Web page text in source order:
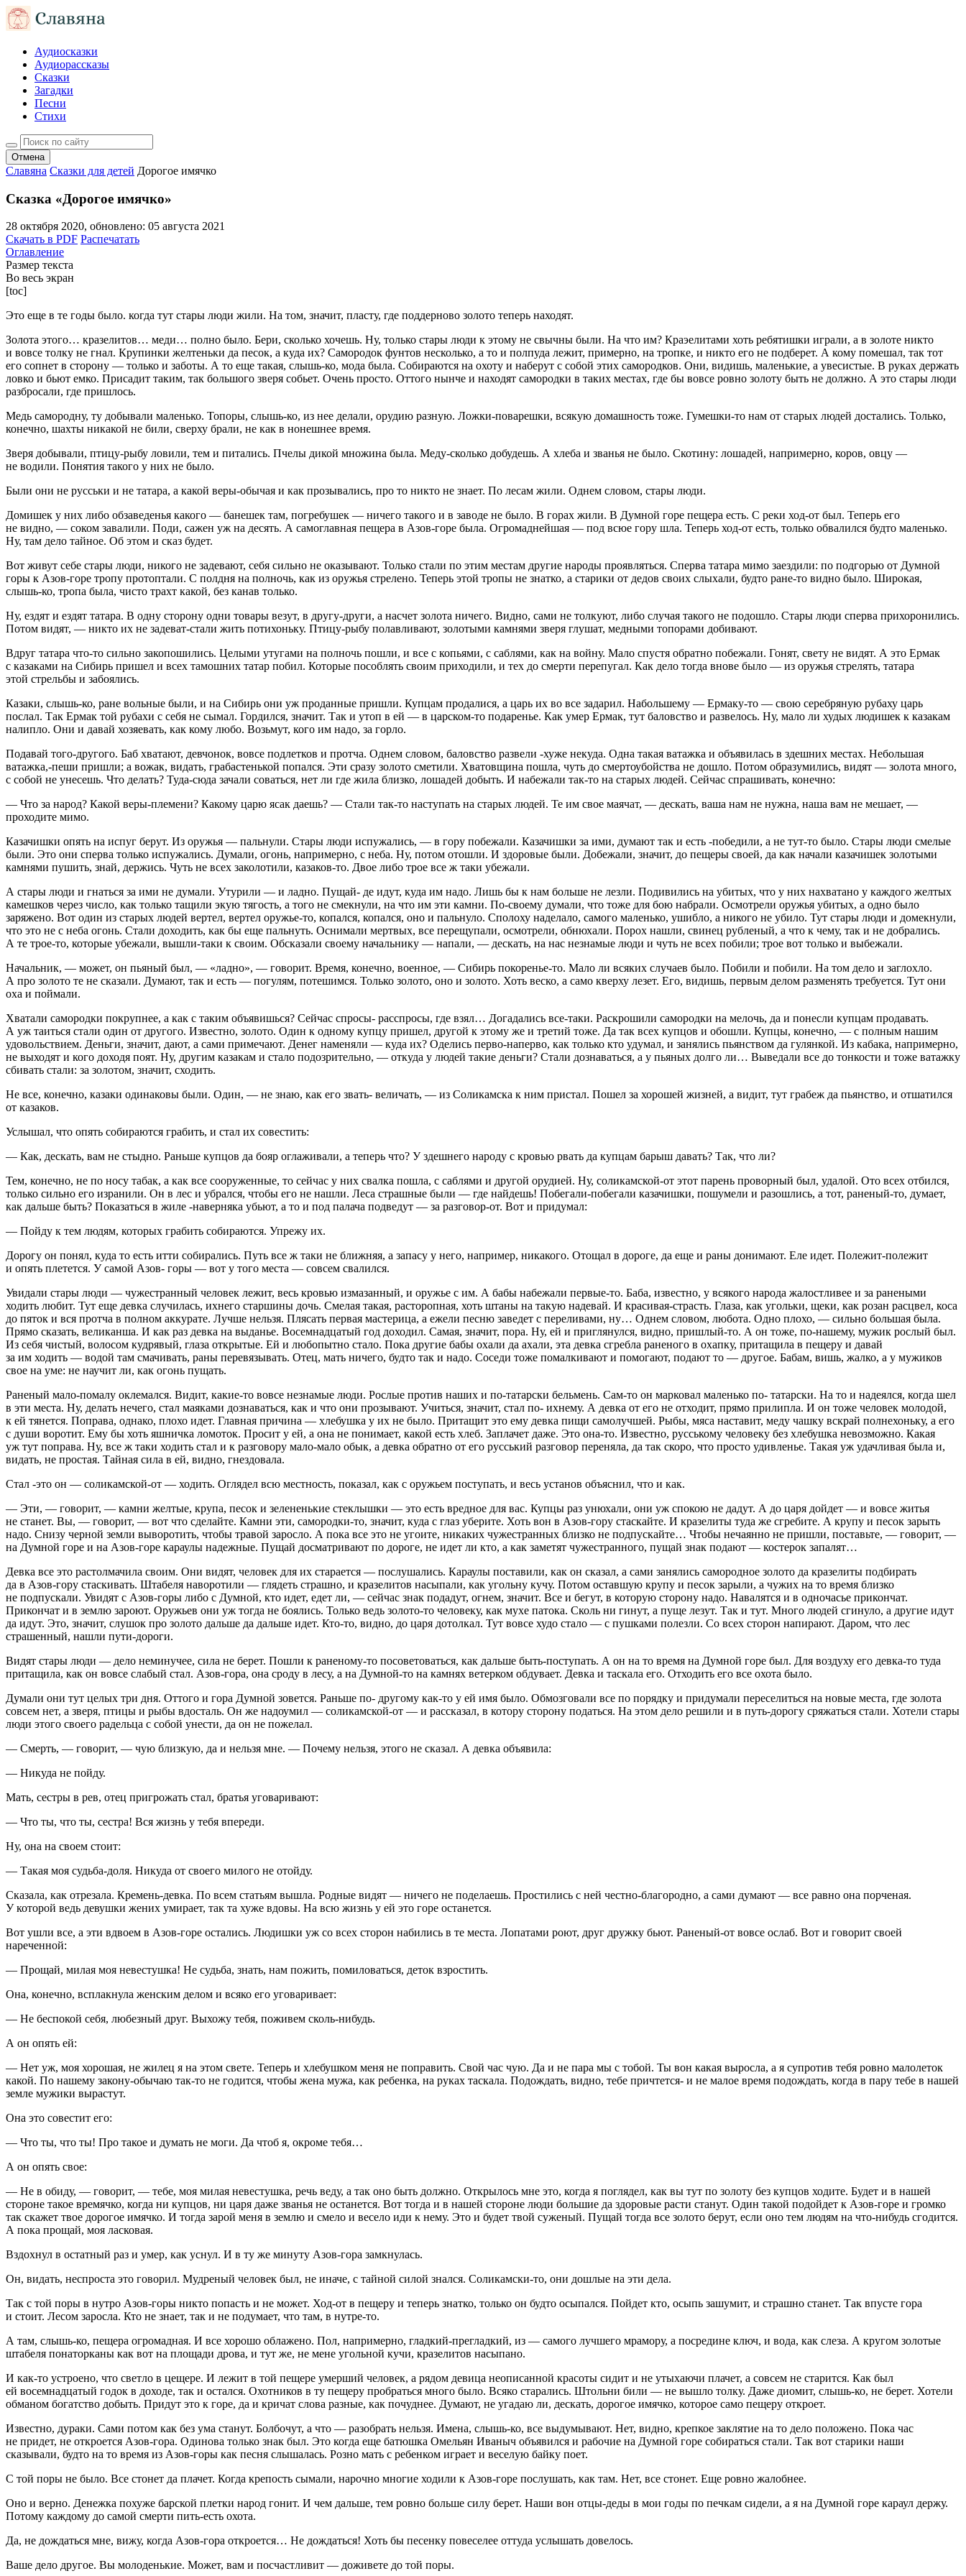
Аудиосказки
Аудиорассказы
Сказки
Загадки
Песни
Стихи
Отмена
Славяна Сказки для детей Дорогое имячко
Сказка «Дорогое имячко»
28 октября 2020, обновлено: 05 августа 2021
Скачать в PDF Распечатать
Оглавление
Размер текста
Во весь экран
[toc]
Это еще в те годы было. когда тут стары люди жили. На том, значит, пласту, где поддерново золото теперь находят.
Золота этого… кразелитов… меди… полно было. Бери, сколько хочешь. Ну, только стары люди к этому не свычны были. На что им? Краэелитами хоть ребятишки играли, а в золоте никто
и вовсе толку не гнал. Крупинки желтеньки да песок, а куда их? Самородок фунтов несколько, а то и полпуда лежит, примерно, на тропке, и никто его не подберет. А кому помешал, так тот
его сопнет в сторону — только и заботы. А то еще такая, слышь-ко, мода была. Собираются на охоту и наберут с собой этих самородков. Они, видишь, маленькие, а увесистые. В руках держать
ловко и бьют емко. Присадит таким, так большого зверя собьет. Очень просто. Оттого нынче и находят самородки в таких местах, где бы вовсе ровно золоту быть не должно. А это стары люди
разбросали, где пришлось.
Медь самородну, ту добывали маленько. Топоры, слышь-ко, из нее делали, орудию разную. Ложки-поварешки, всякую домашность тоже. Гумешки-то нам от старых людей достались. Только,
конечно, шахты никакой не били, сверху брали, не как в нонешнее время.
Зверя добывали, птицу-рыбу ловили, тем и питались. Пчелы дикой множина была. Меду-сколько добудешь. А хлеба и званья не было. Скотину: лошадей, напримерно, коров, овцу —
не водили. Понятия такого у них не было.
Были они не русськи и не татара, а какой веры-обычая и как прозывались, про то никто не знает. По лесам жили. Однем словом, стары люди.
Домишек у них либо обзаведенья какого — банешек там, погребушек — ничего такого и в заводе не было. В горах жили. В Думной горе пещера есть. С реки ход-от был. Теперь его
не видно, — соком завалили. Поди, сажен уж на десять. А самоглавная пещера в Азов-горе была. Огромаднейшая — под всюе гору шла. Теперь ход-от есть, только обвалился будто маленько.
Ну, там дело тайное. Об этом и сказ будет.
Вот живут себе стары люди, никого не задевают, себя сильно не оказывают. Только стали по этим местам другие народы проявляться. Сперва татара мимо заездили: по подгорью от Думной
горы к Азов-горе тропу протоптали. С полдня на полночь, как из оружья стрелено. Теперь этой тропы не знатко, а старики от дедов своих слыхали, будто ране-то видно было. Широкая,
слышь-ко, тропа была, чисто трахт какой, без канав только.
Ну, ездят и ездят татара. В одну сторону одни товары везут, в другу-други, а насчет золота ничего. Видно, сами не толкуют, либо случая такого не подошло. Стары люди сперва прихоронились.
Потом видят, — никто их не задеват-стали жить потихоньку. Птицу-рыбу полавливают, золотыми камнями зверя глушат, медными топорами добивают.
Вдруг татара что-то сильно закопошились. Целыми утугами на полночь пошли, и все с копьями, с саблями, как на войну. Мало спустя обратно побежали. Гонят, свету не видят. А это Ермак
с казаками на Сибирь пришел и всех тамошних татар побил. Которые пособлять своим приходили, и тех до смерти перепугал. Как дело тогда внове было — из оружья стрелять, татара
этой стрельбы и забоялись.
Казаки, слышь-ко, ране вольные были, и на Сибирь они уж проданные пришли. Купцам продалися, а царь их во все задарил. Набольшему — Ермаку-то — свою серебряную рубаху царь
послал. Так Ермак той рубахи с себя не сымал. Гордился, значит. Так и утоп в ей — в царском-то подаренье. Как умер Ермак, тут баловство и развелось. Ну, мало ли худых людишек к казакам
налипло. Они и давай хозяевать, как кому любо. Возьмут, кого им надо, за горло.
Подавай того-другого. Баб хватают, девчонок, вовсе подлетков и протча. Однем словом, баловство развели -хуже некуда. Одна такая ватажка и объявилась в здешних местах. Небольшая
ватажка,-пеши пришли; а вожак, видать, грабастенькой попался. Эти сразу золото сметили. Хватовщина пошла, чуть до смертоубойства не дошло. Потом образумились, видят — золота много,
с собой не унесешь. Что делать? Туда-сюда зачали соваться, нет ли где жила близко, лошадей добыть. И набежали так-то на старых людей. Сейчас спрашивать, конечно:
— Что за народ? Какой веры-племени? Какому царю ясак даешь? — Стали так-то наступать на старых людей. Те им свое маячат, — дескать, ваша нам не нужна, наша вам не мешает, —
проходите мимо.
Казачишки опять на испуг берут. Из оружья — пальнули. Стары люди испужались, — в гору побежали. Казачишки за ими, думают так и есть -победили, а не тут-то было. Стары люди смелые
были. Это они сперва только испужались. Думали, огонь, напримерно, с неба. Ну, потом отошли. И здоровые были. Добежали, значит, до пещеры своей, да как начали казачишек золотыми
камнями пушить, знай, держись. Чуть не всех заколотили, казаков-то. Двое либо трое все ж таки убежали.
А стары люди и гнаться за ими не думали. Утурили — и ладно. Пущай- де идут, куда им надо. Лишь бы к нам больше не лезли. Подивились на убитых, что у них нахватано у каждого желтых
камешков через число, как только тащили экую тягость, а того не смекнули, на что им эти камни. По-своему думали, что тоже для бою набрали. Осмотрели оружья убитых, а одно было
заряжено. Вот один из старых людей вертел, вертел оружье-то, копался, копался, оно и пальнуло. Сполоху наделало, самого маленько, ушибло, а никого не убило. Тут стары люди и домекнули,
что это не с неба огонь. Стали доходить, как бы еще пальнуть. Оснимали мертвых, все перещупали, осмотрели, обнюхали. Порох нашли, свинец рубленый, а что к чему, так и не добрались.
А те трое-то, которые убежали, вышли-таки к своим. Обсказали своему начальнику — напали, — дескать, на нас незнамые люди и чуть не всех побили; трое вот только и выбежали.
Начальник, — может, он пьяный был, — «ладно», — говорит. Время, конечно, военное, — Сибирь покоренье-то. Мало ли всяких случаев было. Побили и побили. На том дело и заглохло.
А про золото те не сказали. Думают, так и есть — погулям, потешимся. Только золото, оно и золото. Хоть веско, а само кверху лезет. Его, видишь, первым делом разменять требуется. Тут они
оха и поймали.
Хватали самородки покрупнее, а как с таким объявишься? Сейчас спросы- расспросы, где взял… Догадались все-таки. Раскрошили самородки на мелочь, да и понесли купцам продавать.
А уж таиться стали один от другого. Известно, золото. Один к одному купцу пришел, другой к этому же и третий тоже. Да так всех купцов и обошли. Купцы, конечно, — с полным нашим
удовольствием. Деньги, значит, дают, а сами примечают. Денег наменяли — куда их? Оделись перво-наперво, как только кто удумал, и занялись пьянством да гулянкой. Из кабака, напримерно,
не выходят и кого доходя поят. Ну, другим казакам и стало подозрительно, — откуда у людей такие деньги? Стали дознаваться, а у пьяных долго ли… Выведали все до тонкости и тоже ватажку
сбивать стали: за золотом, значит, сходить.
Не все, конечно, казаки одинаковы были. Один, — не знаю, как его звать- величать, — из Соликамска к ним пристал. Пошел за хорошей жизней, а видит, тут грабеж да пьянство, и отшатился
от казаков.
Услышал, что опять собираются грабить, и стал их совестить:
— Как, дескать, вам не стыдно. Раньше купцов да бояр оглаживали, а теперь что? У здешнего народу с кровью рвать да купцам барыш давать? Так, что ли?
Тем, конечно, не по носу табак, а как все сооруженные, то сейчас у них свалка пошла, с саблями и другой орудией. Ну, соликамской-от этот парень проворный был, удалой. Ото всех отбился,
только сильно его изранили. Он в лес и убрался, чтобы его не нашли. Леса страшные были — где найдешь! Побегали-побегали казачишки, пошумели и разошлись, а тот, раненый-то, думает,
как дальше быть? Показаться в жиле -наверняка убьют, а то и под палача подведут — за разговор-от. Вот и придумал:
— Пойду к тем людям, которых грабить собираются. Упрежу их.
Дорогу он понял, куда то есть итти собирались. Путь все ж таки не ближняя, а запасу у него, например, никакого. Отощал в дороге, да еще и раны донимают. Еле идет. Полежит-полежит
и опять плетется. У самой Азов- горы — вот у того места — совсем свалился.
Увидали стары люди — чужестранный человек лежит, весь кровью измазанный, и оружье с им. А бабы набежали первые-то. Баба, известно, у всякого народа жалостливее и за ранеными
ходить любит. Тут еще девка случилась, ихнего старшины дочь. Смелая такая, расторопная, хоть штаны на такую надевай. И красивая-страсть. Глаза, как угольки, щеки, как розан расцвел, коса
до пяток и вся протча в полном аккурате. Лучше нельзя. Плясать первая мастерица, а ежели песню заведет с переливами, ну… Однем словом, любота. Одно плохо, — сильно большая была.
Прямо сказать, великанша. И как раз девка на выданье. Восемнадцатый год доходил. Самая, значит, пора. Ну, ей и приглянулся, видно, пришлый-то. А он тоже, по-нашему, мужик рослый был.
Из себя чистый, волосом кудрявый, глаза открытые. Ей и любопытно стало. Пока другие бабы охали да ахали, эта девка сгребла раненого в охапку, притащила в пещеру и давай
за им ходить — водой там смачивать, раны перевязывать. Отец, мать ничего, будто так и надо. Соседи тоже помалкивают и помогают, подают то — другое. Бабам, вишь, жалко, а у мужиков
свое на уме: не научит ли, как огонь пущать.
Раненый мало-помалу оклемался. Видит, какие-то вовсе незнамые люди. Рослые против наших и по-татарски бельмень. Сам-то он марковал маленько по- татарски. На то и надеялся, когда шел
в эти места. Ну, делать нечего, стал маяками дознаваться, как и что они прозывают. Учиться, значит, стал по- ихнему. А девка от его не отходит, прямо прилипла. И он тоже человек молодой,
к ей тянется. Поправа, однако, плохо идет. Главная причина — хлебушка у их не было. Притащит это ему девка пищи самолучшей. Рыбы, мяса наставит, меду чашку вскрай полнехоньку, а его
с души воротит. Ему бы хоть яшничка ломоток. Просит у ей, а она не понимает, какой есть хлеб. Заплачет даже. Это она-то. Известно, русському человеку без хлебушка невозможно. Какая
уж тут поправа. Ну, все ж таки ходить стал и к разговору мало-мало обык, а девка обратно от его русський разговор переняла, да так скоро, что просто удивленье. Такая уж удачливая была и,
видать, не простая. Тайная сила в ей, видно, гнездовала.
Стал -это он — соликамской-от — ходить. Оглядел всю местность, показал, как с оружьем поступать, и весь установ объяснил, что и как.
— Эти, — говорит, — камни желтые, крупа, песок и зелененькие стеклышки — это есть вредное для вас. Купцы раз унюхали, они уж спокою не дадут. А до царя дойдет — и вовсе житья
не станет. Вы, — говорит, — вот что сделайте. Камни эти, самородки-то, значит, куда с глаз уберите. Хоть вон в Азов-гору стаскайте. И кразелиты туда же сгребите. А крупу и песок зарыть
надо. Снизу черной земли выворотить, чтобы травой заросло. А пока все это не угоите, никаких чужестранных близко не подпускайте… Чтобы нечаянно не пришли, поставьте, — говорит, —
на Думной горе и на Азов-горе караулы надежные. Пущай досматривают по дороге, не идет ли кто, а как заметят чужестранного, пущай знак подают — костерок запалят…
Девка все это растолмачила своим. Они видят, человек для их старается — послушались. Караулы поставили, как он сказал, а сами занялись самородное золото да кразелиты подбирать
да в Азов-гору стаскивать. Штабеля наворотили — глядеть страшно, и кразелитов насыпали, как угольну кучу. Потом оставшую крупу и песок зарыли, а чужих на то время близко
не подпускали. Увидят с Азов-горы либо с Думной, кто идет, едет ли, — сейчас знак подадут, огнем, значит. Все и бегут, в которую сторону надо. Навалятся и в одночасье прикончат.
Прикончат и в землю зароют. Оружьев они уж тогда не боялись. Только ведь золото-то человеку, как мухе патока. Сколь ни гинут, а пуще лезут. Так и тут. Много людей сгинуло, а другие идут
да идут. Это, значит, слушок про золото дальше да дальше идет. Кто-то, видно, до царя дотолкал. Тут вовсе худо стало — с пушками полезли. Со всех сторон напирают. Даром, что лес
страшенный, нашли пути-дороги.
Видят стары люди — дело неминучее, сила не берет. Пошли к раненому-то посоветоваться, как дальше быть-поступать. А он на то время на Думной горе был. Для воздуху его девка-то туда
притащила, как он вовсе слабый стал. Азов-гора, она сроду в лесу, а на Думной-то на камнях ветерком обдувает. Девка и таскала его. Отходить его все охота было.
Думали они тут целых три дня. Оттого и гора Думной зовется. Раньше по- другому как-то у ей имя было. Обмозговали все по порядку и придумали переселиться на новые места, где золота
совсем нет, а зверя, птицы и рыбы вдосталь. Он же надоумил — соликамской-от — и рассказал, в котору сторону податься. На этом дело решили и в путь-дорогу сряжаться стали. Хотели стары
люди этого своего радельца с собой унести, да он не пожелал.
— Смерть, — говорит, — чую близкую, да и нельзя мне. — Почему нельзя, этого не сказал. А девка объявила:
— Никуда не пойду.
Мать, сестры в рев, отец пригрожать стал, братья уговаривают:
— Что ты, что ты, сестра! Вся жизнь у тебя впереди.
Ну, она на своем стоит:
— Такая моя судьба-доля. Никуда от своего милого не отойду.
Сказала, как отрезала. Кремень-девка. По всем статьям вышла. Родные видят — ничего не поделаешь. Простились с ней честно-благородно, а сами думают — все равно она порченая.
У которой ведь девушки жених умирает, так та хуже вдовы. На всю жизнь у ей это горе останется.
Вот ушли все, а эти вдвоем в Азов-горе остались. Людишки уж со всех сторон набились в те места. Лопатами роют, друг дружку бьют. Раненый-от вовсе ослаб. Вот и говорит своей
нареченной:
— Прощай, милая моя невестушка! Не судьба, знать, нам пожить, помиловаться, деток взростить.
Она, конечно, всплакнула женским делом и всяко его уговаривает:
— Не беспокой себя, любезный друг. Выхожу тебя, поживем сколь-нибудь.
А он опять ей:
— Нет уж, моя хорошая, не жилец я на этом свете. Теперь и хлебушком меня не поправить. Свой час чую. Да и не пара мы с тобой. Ты вон какая выросла, а я супротив тебя ровно малолеток
какой. По нашему закону-обычаю так-то не годится, чтобы жена мужа, как ребенка, на руках таскала. Подождать, видно, тебе причтется- и не малое время подождать, когда в пару тебе в нашей
земле мужики вырастут.
Она это совестит его:
— Что ты, что ты! Про такое и думать не моги. Да чтоб я, окроме тебя…
А он опять свое:
— Не в обиду, — говорит, — тебе, моя милая невестушка, речь веду, а так оно быть должно. Открылось мне это, когда я поглядел, как вы тут по золоту без купцов ходите. Будет и в нашей
стороне такое времячко, когда ни купцов, ни царя даже званья не останется. Вот тогда и в нашей стороне люди большие да здоровые расти станут. Один такой подойдет к Азов-горе и громко
так скажет твое дорогое имячко. И тогда зарой меня в землю и смело и весело иди к нему. Это и будет твой суженый. Пущай тогда все золото берут, если оно тем людям на что-нибудь сгодится.
А пока прощай, моя ласковая.
Вздохнул в остатный раз и умер, как уснул. И в ту же минуту Азов-гора замкнулась.
Он, видать, неспроста это говорил. Мудреный человек был, не иначе, с тайной силой знался. Соликамски-то, они дошлые на эти дела.
Так с той поры в нутро Азов-горы никто попасть и не может. Ход-от в пещеру и теперь знатко, только он будто осыпался. Пойдет кто, осыпь зашумит, и страшно станет. Так впусте гора
и стоит. Лесом заросла. Кто не знает, так и не подумает, что там, в нутре-то.
А там, слышь-ко, пещера огромадная. И все хорошо облажено. Пол, напримерно, гладкий-прегладкий, из — самого лучшего мрамору, а посредине ключ, и вода, как слеза. А кругом золотые
штабеля понаторканы как вот на площади дрова, и тут же, не мене угольной кучи, кразелитов насыпано.
И как-то устроено, что светло в цещере. И лежит в той пещере умерший человек, а рядом девица неописанной красоты сидит и не утыхаючи плачет, а совсем не старится. Как был
ей восемнадцатый годок в доходе, так и остался. Охотников в ту пещеру пробраться много было. Всяко старались. Штольни били — не вышло толку. Даже диомит, слышь-ко, не берет. Хотели
обманом богатство добыть. Придут это к горе, да и кричат слова разные, как почуднее. Думают, не угадаю ли, дескать, дорогое имячко, которое само пещеру откроет.
Известно, дураки. Сами потом как без ума станут. Болбочут, а что — разобрать нельзя. Имена, слышь-ко, все выдумывают. Нет, видно, крепкое заклятие на то дело положено. Пока час
не придет, не откроется Азов-гора. Одинова только знак был. Это когда еще батюшка Омельян Иваныч объявился и рабочие на Думной горе собираться стали. Так вот старики наши
сказывали, будто на то время из Азов-горы как песня слышалась. Розно мать с ребенком играет и веселую байку поет.
С той поры не было. Все стонет да плачет. Когда крепость сымали, нарочно многие ходили к Азов-горе послушать, как там. Нет, все стонет. Еще ровно жалобнее.
Оно и верно. Денежка похуже барской плетки народ гонит. И чем дальше, тем ровно больше силу берет. Наши вон отцы-деды в мои годы по печкам сидели, а я на Думной горе караул держу.
Потому каждому до самой смерти пить-есть охота.
Да, не дождаться мне, вижу, когда Азов-гора откроется… Не дождаться! Хоть бы песенку повеселее оттуда услышать довелось.
Ваше дело другое. Вы молоденькие. Может, вам и посчастливит — доживете до той поры.